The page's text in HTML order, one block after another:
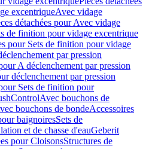
excentriqueAvec vidage
détachées pour Avec vidage
de finition pour vidage excentrique
pour Sets de finition pour vidage
par pression
A déclenchement par pression
déclenchement par pression
Sets de finition pour
Avec bouchons de
bouchons de bondeAccessoires
baignoiresSets de
et de chasse d'eauGeberit
pour CloisonsStructures de